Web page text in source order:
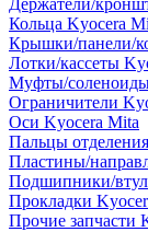
Держатели/
Кольца Kyocera
Крышки/панели/
Лотки/кассеты
Муфты/
Ограничители
Оси Kyocera Mita
Пальцы
Пластины/
Подшипники/
Прокладки
Прочие запчасти